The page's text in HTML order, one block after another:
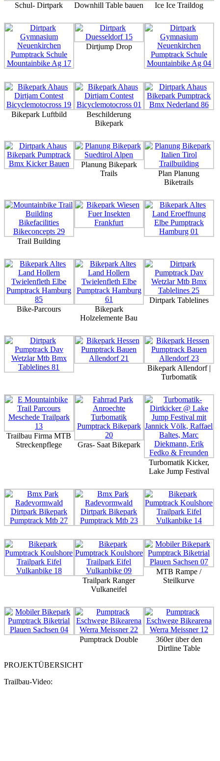
Schul- Dirtpark Downhill Table bauen Ice Ice Traildog
Dirtjump Drop
Bikepark Luftbild
Beschilderung
Bikepark
Planung Bikepark
Trails
Plan Planung
Biketrails
Trail Building
Bike-Parcours
Bikepark
Holzelemente Bau
Dirtpark Tablelines
Bikepark Allendorf |
Turbomatik
Trailbau Firma MTB
Streckenpflege
Gras- Saat Bikepark
Turbomatik Kicker,
Lake Jump Festival
Trailpark Ranger
Vulkaneifel
MTB Rampe /
Steilkurve
Pumptrack Double
360er über den
Dirtline Table
PROJEKTÜBERSICHT
Trailbau-Video: